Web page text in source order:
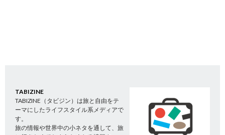
TABIZINE
TABIZINE（タビジン）は旅と自由をテ
ーマにしたライフスタイル系メディアで
す。
旅の情報や世界中の小ネタを通して、旅